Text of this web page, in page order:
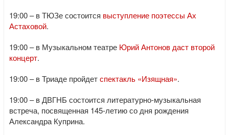
19:00 – в ТЮЗе состоится выступление поэтессы Ах
Астаховой.
19:00 – в Музыкальном театре Юрий Антонов даст второй
концерт.
19:00 – в Триаде пройдетспектакль «Изящная».
19:00 – в ДВГНБ состоится литературно-музыкальная
встреча, посвященная 145-летию со дня рождения
Александра Куприна.